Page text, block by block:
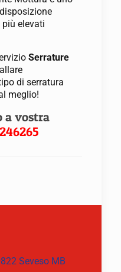
elevati
Serrature
di serratura
meglio!
a vostra
Seveso MB